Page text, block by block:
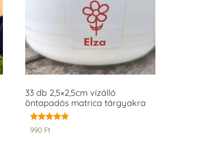
33 db 2,5×2,5cm vízálló
öntapadós matrica tárgyakra
Értékelés:
5.00
990 Ft